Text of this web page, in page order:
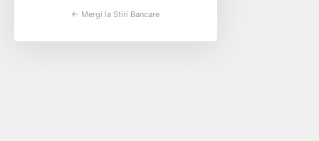
← Mergi la Stiri Bancare